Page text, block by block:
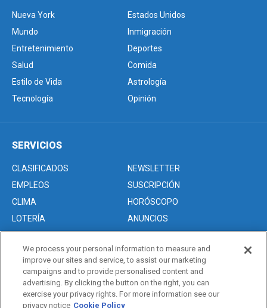
Nueva York
Estados Unidos
Mundo
Inmigración
Entretenimiento
Deportes
Salud
Comida
Estilo de Vida
Astrología
Tecnología
Opinión
SERVICIOS
CLASIFICADOS
NEWSLETTER
EMPLEOS
SUSCRIPCIÓN
CLIMA
HORÓSCOPO
LOTERÍA
ANUNCIOS
Acerca de nosotros
Advertise with Us/Anuncios
Politica de Privacidad
We process your personal information to measure and
improve our sites and service, to assist our marketing
campaigns and to provide personalised content and
advertising. By clicking the button on the right, you can
exercise your privacy rights. For more information see our
privacy notice Cookie Policy